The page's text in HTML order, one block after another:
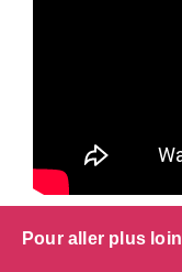
Pour aller plus loin